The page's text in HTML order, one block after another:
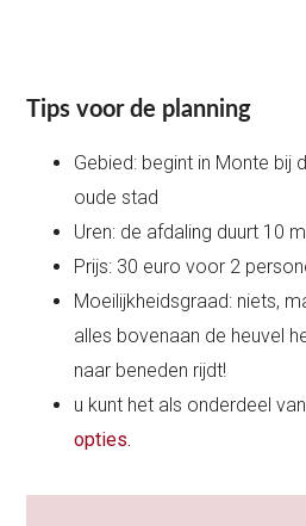
Tips voor de planning
Gebied: begint in Monte bij
oude stad
Uren: de afdaling duurt 10
Prijs: 30 euro voor 2
Moeilijkheidsgraad: niets,
alles bovenaan de heuvel
naar beneden rijdt!
u kunt het als onderdeel
opties.